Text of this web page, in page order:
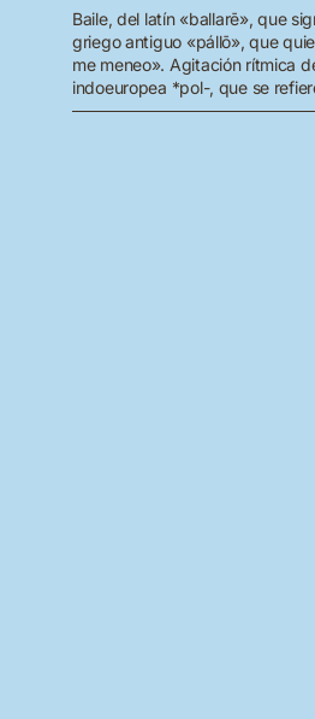
Baile, del latín «ballarē», que
griego antiguo «pállō», que
me meneo». Agitación rítmica
indoeuropea *pol-, que se